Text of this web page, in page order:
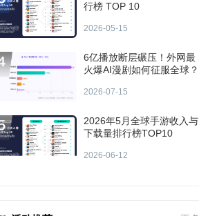
行榜 TOP 10
2026-05-15
6亿播放断层碾压！外网最
火爆AI漫剧如何征服全球？
2026-07-15
2026年5月全球手游收入与
下载量排行榜TOP10
2026-06-12